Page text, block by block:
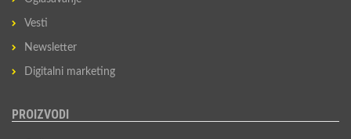
Vesti
Newsletter
Digitalni marketing
PROIZVODI